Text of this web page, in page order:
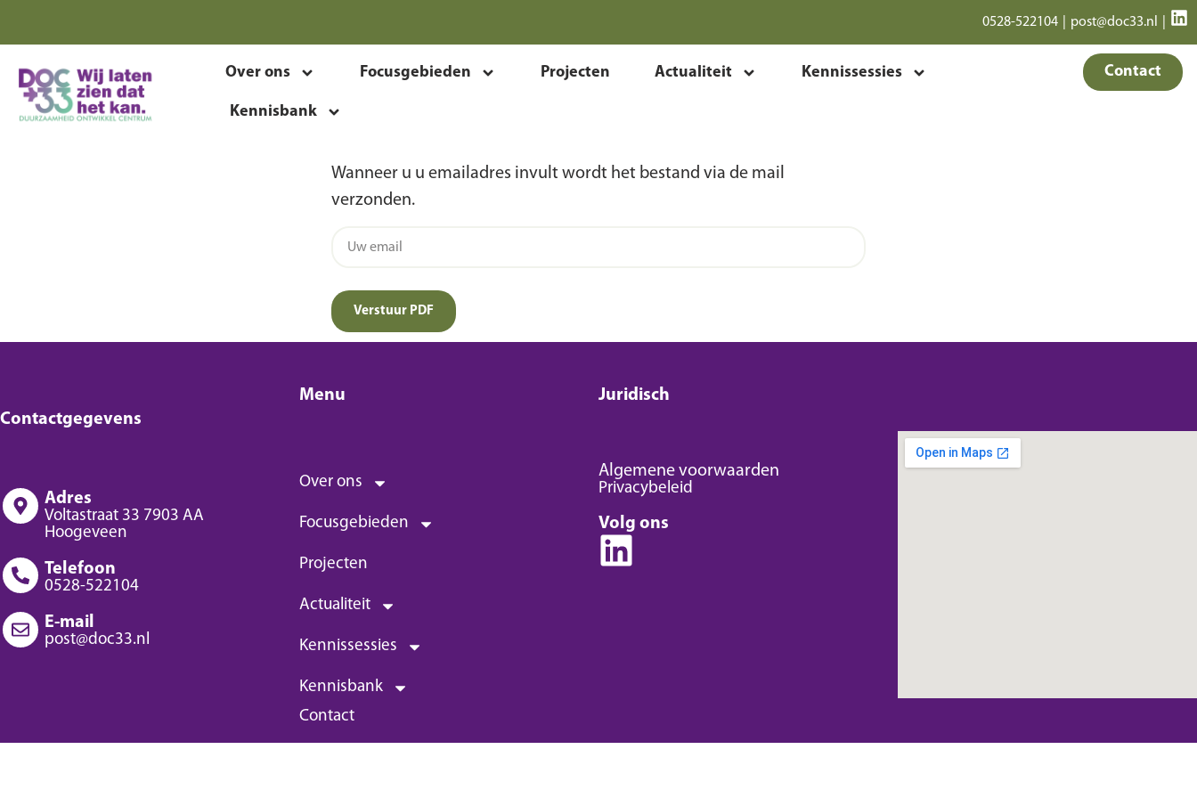
0528-522104 post@doc33.nl
Over ons Focusgebieden Projecten Actualiteit Kennissessies
Kennisbank
Contact
Wanneer u u emailadres invult wordt het bestand via de mail
verzonden.
Verstuur PDF
Contactgegevens
Adres
Voltastraat 33 7903 AA
Hoogeveen
Telefoon
0528-522104
E-mail
post@doc33.nl
Menu
Over ons
Focusgebieden
Projecten
Actualiteit
Kennissessies
Kennisbank
Contact
Juridisch
Algemene voorwaarden
Privacybeleid
Volg ons